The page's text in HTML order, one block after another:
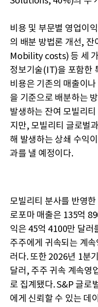
비용 및 부문별 영업이
의 배분 방법론 개선,
Mobility costs) 등 세
정보기술(IT)을 포함한
비용은 기존의 매출이
을 기준으로 배분하는
발생하는 잔여 모빌리
지만, 모빌리티 글로벌
해 발생하는 상쇄 수익
과를 낼 예정이다.
모빌리티 분사를 반영
로포마 매출은 135억
익은 45억 4100만 달러
주주에게 귀속되는 계
러다. 또한 2026년 1분
달러, 주주 귀속 계속영
로 집계됐다. S&P 글로
에게 신뢰할 수 있는 데